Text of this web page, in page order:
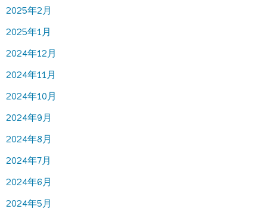
2025年2月
2025年1月
2024年12月
2024年11月
2024年10月
2024年9月
2024年8月
2024年7月
2024年6月
2024年5月